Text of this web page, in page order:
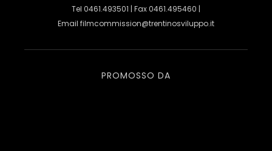
Tel 0461.493501 | Fax 0461.495460 |
Email filmcommission@trentinosviluppo.it
PROMOSSO DA